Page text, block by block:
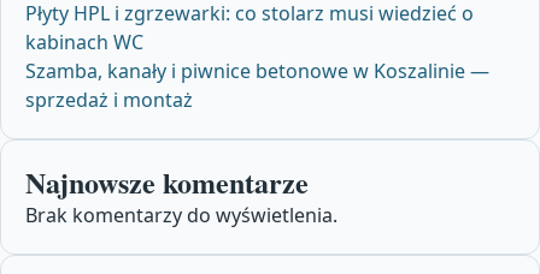
Płyty HPL i zgrzewarki: co stolarz musi wiedzieć o
kabinach WC
Szamba, kanały i piwnice betonowe w Koszalinie —
sprzedaż i montaż
Najnowsze komentarze
Brak komentarzy do wyświetlenia.